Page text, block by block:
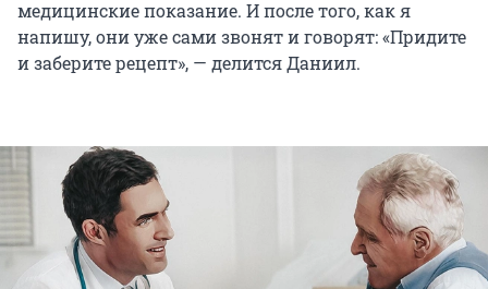
медицинские показание. И после того, как я
напишу, они уже сами звонят и говорят: «Придите
и заберите рецепт», — делится Даниил.